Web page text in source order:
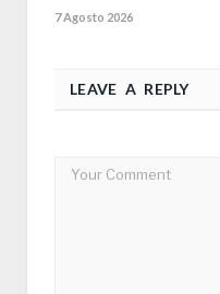
7 Agosto 2026
LEAVE A REPLY